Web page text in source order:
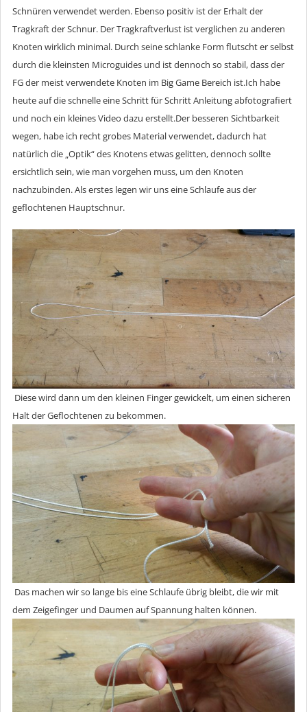
Schnüren verwendet werden. Ebenso positiv ist der Erhalt der
Tragkraft der Schnur. Der Tragkraftverlust ist verglichen zu anderen
Knoten wirklich minimal. Durch seine schlanke Form flutscht er selbst
durch die kleinsten Microguides und ist dennoch so stabil, dass der
FG der meist verwendete Knoten im Big Game Bereich ist.Ich habe
heute auf die schnelle eine Schritt für Schritt Anleitung abfotografiert
und noch ein kleines Video dazu erstellt.Der besseren Sichtbarkeit
wegen, habe ich recht grobes Material verwendet, dadurch hat
natürlich die „Optik“ des Knotens etwas gelitten, dennoch sollte
ersichtlich sein, wie man vorgehen muss, um den Knoten
nachzubinden. Als erstes legen wir uns eine Schlaufe aus der
geflochtenen Hauptschnur.
Diese wird dann um den kleinen Finger gewickelt, um einen sicheren
Halt der Geflochtenen zu bekommen.
Das machen wir so lange bis eine Schlaufe übrig bleibt, die wir mit
dem Zeigefinger und Daumen auf Spannung halten können.